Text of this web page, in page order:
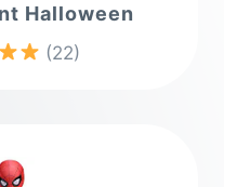
Halloween
(22)